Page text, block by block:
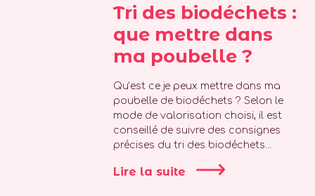
Tri des biodéchets :
que mettre dans
ma poubelle ?
Qu’est ce je peux mettre dans ma
poubelle de biodéchets ? Selon le
mode de valorisation choisi, il est
conseillé de suivre des consignes
précises du tri des biodéchets...
Lire la suite